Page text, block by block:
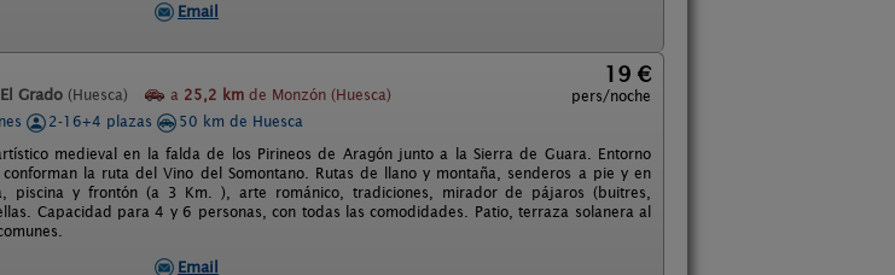
Email
Grado (Huesca) a 25,2 km de Monzón (Huesca)
19 €
pers/noche
2-16+4 plazas
50 km de Huesca
medieval en la falda de los Pirineos de Aragón junto a la Sierra de Guara. Entorno
la ruta del Vino del Somontano. Rutas de llano y montaña, senderos a pie y en
piscina y frontón (a 3 Km. ), arte románico, tradiciones, mirador de pájaros (buitres,
Capacidad para 4 y 6 personas, con todas las comodidades. Patio, terraza solanera al
Email